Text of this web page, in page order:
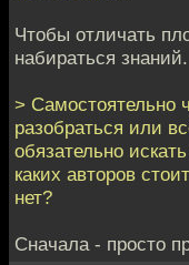
Чтобы отличать
набираться знаний.
> Самостоятельно
разобраться или
обязательно
каких авторов
нет?
Сначала - просто